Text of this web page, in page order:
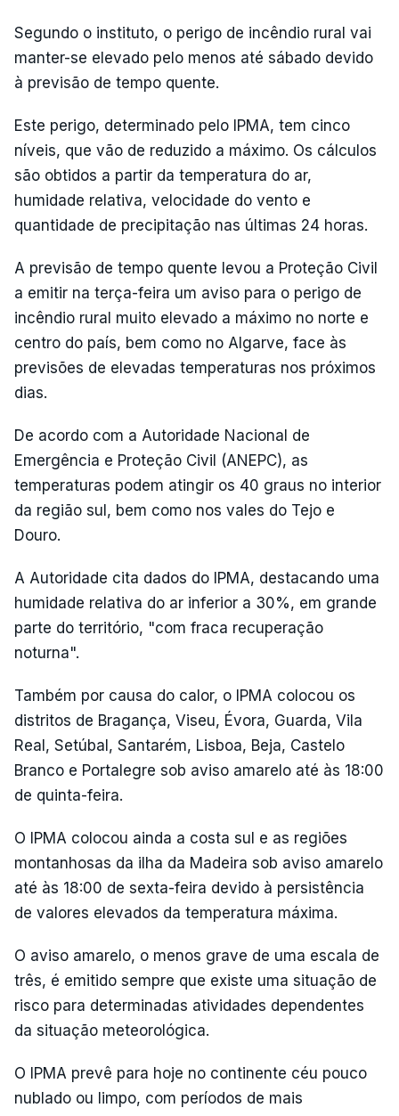
Segundo o instituto, o perigo de incêndio rural vai
manter-se elevado pelo menos até sábado devido
à previsão de tempo quente.
Este perigo, determinado pelo IPMA, tem cinco
níveis, que vão de reduzido a máximo. Os cálculos
são obtidos a partir da temperatura do ar,
humidade relativa, velocidade do vento e
quantidade de precipitação nas últimas 24 horas.
A previsão de tempo quente levou a Proteção Civil
a emitir na terça-feira um aviso para o perigo de
incêndio rural muito elevado a máximo no norte e
centro do país, bem como no Algarve, face às
previsões de elevadas temperaturas nos próximos
dias.
De acordo com a Autoridade Nacional de
Emergência e Proteção Civil (ANEPC), as
temperaturas podem atingir os 40 graus no interior
da região sul, bem como nos vales do Tejo e
Douro.
A Autoridade cita dados do IPMA, destacando uma
humidade relativa do ar inferior a 30%, em grande
parte do território, "com fraca recuperação
noturna".
Também por causa do calor, o IPMA colocou os
distritos de Bragança, Viseu, Évora, Guarda, Vila
Real, Setúbal, Santarém, Lisboa, Beja, Castelo
Branco e Portalegre sob aviso amarelo até às 18:00
de quinta-feira.
O IPMA colocou ainda a costa sul e as regiões
montanhosas da ilha da Madeira sob aviso amarelo
até às 18:00 de sexta-feira devido à persistência
de valores elevados da temperatura máxima.
O aviso amarelo, o menos grave de uma escala de
três, é emitido sempre que existe uma situação de
risco para determinadas atividades dependentes
da situação meteorológica.
O IPMA prevê para hoje no continente céu pouco
nublado ou limpo, com períodos de mais